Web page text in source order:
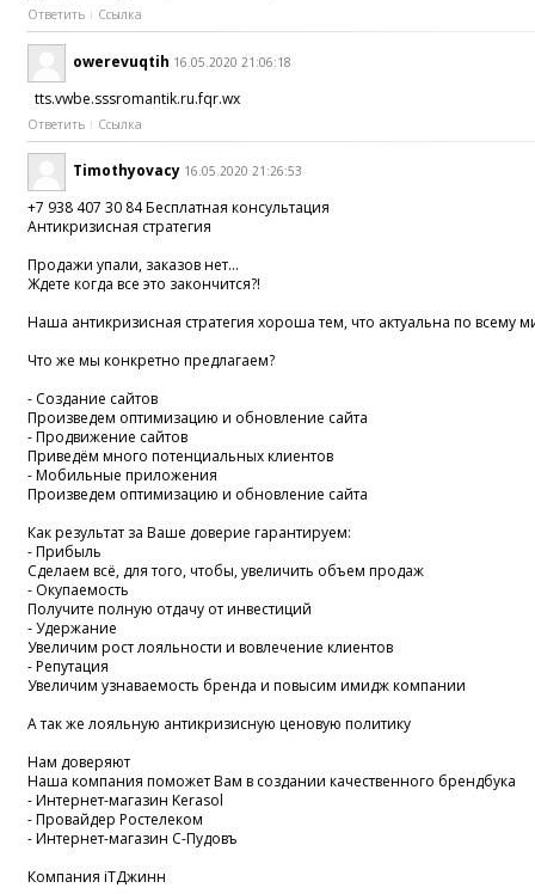
Ответить Ссылка
owerevuqtih 16.05.2020 21:06:18
tts.vwbe.sssromantik.ru.fqr.wx
Ответить Ссылка
Timothyovacy 16.05.2020 21:26:53
+7 938 407 30 84 Бесплатная консультация
Антикризисная стратегия
Продажи упали, заказов нет...
Ждете когда все это закончится?!
Наша антикризисная стратегия хороша тем, что актуальна по
Что же мы конкретно предлагаем?
- Создание сайтов
Произведем оптимизацию и обновление сайта
- Продвижение сайтов
Приведём много потенциальных клиентов
- Мобильные приложения
Произведем оптимизацию и обновление сайта
Как результат за Ваше доверие гарантируем:
- Прибыль
Сделаем всё, для того, чтобы, увеличить объем продаж
- Окупаемость
Получите полную отдачу от инвестиций
- Удержание
Увеличим рост лояльности и вовлечение клиентов
- Репутация
Увеличим узнаваемость бренда и повысим имидж компании
А так же лояльную антикризисную ценовую политику
Нам доверяют
Наша компания поможет Вам в создании качественного брендбука
- Интернет-магазин Kerasol
- Провайдер Ростелеком
- Интернет-магазин С-Пудовъ
Компания iTДжинн